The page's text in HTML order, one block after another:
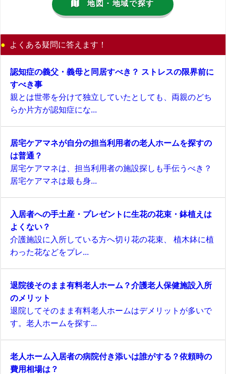
地図・地域で探す
よくある疑問に答えます！
認知症の義父・義母と同居すべき？ ストレスの限界前に
すべき事
親とは世帯を分けて独立していたとしても、両親のどち
らか片方が認知症にな...
居宅ケアマネが自分の担当利用者の老人ホームを探すの
は普通？
居宅ケアマネは、担当利用者の施設探しも手伝うべき？
居宅ケアマネは最も身...
入居者への手土産・プレゼントに生花の花束・鉢植えは
よくない？
介護施設に入所している方へ切り花の花束、 植木鉢に植
わった花などをプレ...
退院後そのまま有料老人ホーム？介護老人保健施設入所
のメリット
退院してそのまま有料老人ホームはデメリットが多いで
す。老人ホームを探す...
老人ホーム入居者の病院付き添いは誰がする？依頼時の
費用相場は？